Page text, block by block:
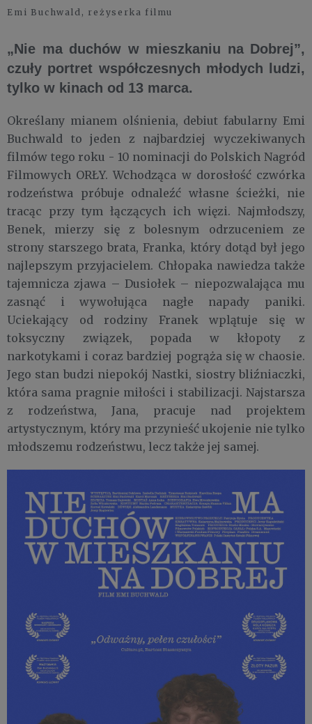
Emi Buchwald, reżyserka filmu
„Nie ma duchów w mieszkaniu na Dobrej”,
czuły portret współczesnych młodych ludzi,
tylko w kinach od 13 marca.
Określany mianem olśnienia, debiut fabularny Emi
Buchwald to jeden z najbardziej wyczekiwanych
filmów tego roku - 10 nominacji do Polskich Nagród
Filmowych ORŁY. Wchodząca w dorosłość czwórka
rodzeństwa próbuje odnaleźć własne ścieżki, nie
tracąc przy tym łączących ich więzi. Najmłodszy,
Benek, mierzy się z bolesnym odrzuceniem ze
strony starszego brata, Franka, który dotąd był jego
najlepszym przyjacielem. Chłopaka nawiedza także
tajemnicza zjawa – Dusiołek – niepozwalająca mu
zasnąć i wywołująca nagłe napady paniki.
Uciekający od rodziny Franek wplątuje się w
toksyczny związek, popada w kłopoty z
narkotykami i coraz bardziej pogrąża się w chaosie.
Jego stan budzi niepokój Nastki, siostry bliźniaczki,
która sama pragnie miłości i stabilizacji. Najstarsza
z rodzeństwa, Jana, pracuje nad projektem
artystycznym, który ma przynieść ukojenie nie tylko
młodszemu rodzeństwu, lecz także jej samej.